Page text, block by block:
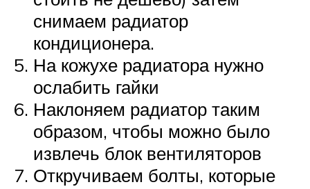
снимаем радиатор
кондиционера.
На кожухе радиатора нужно
ослабить гайки
Наклоняем радиатор таким
образом, чтобы можно было
извлечь блок вентиляторов
Откручиваем болты, которые